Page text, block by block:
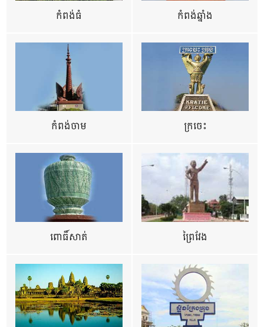
កំពង់ធំ កំពង់ឆ្នាំង
កំពង់ចាម ក្រចេះ
ពោធិ៍សាត់ ព្រៃវែង